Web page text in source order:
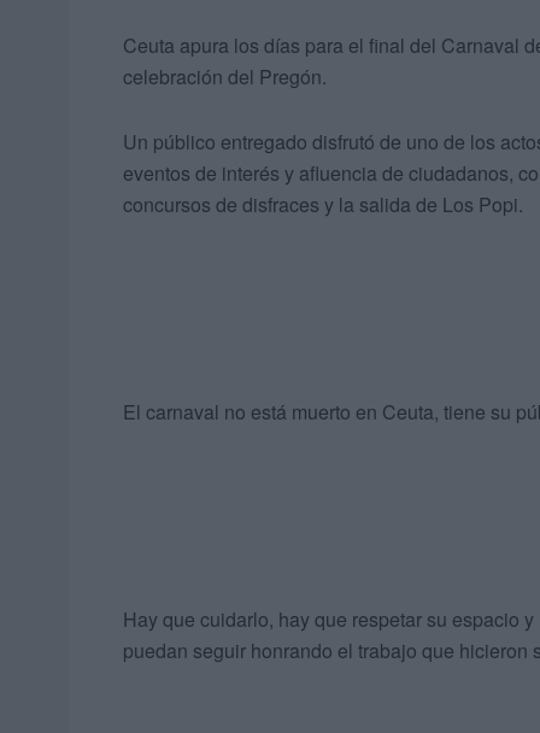
Ceuta apura los días para el final del Carnaval
celebración del Pregón.
Un público entregado disfrutó de uno de los
eventos de interés y afluencia de ciudadanos,
concursos de disfraces y la salida de Los Popi.
El carnaval no está muerto en Ceuta, tiene su
Hay que cuidarlo, hay que respetar su espacio
puedan seguir honrando el trabajo que hicieron